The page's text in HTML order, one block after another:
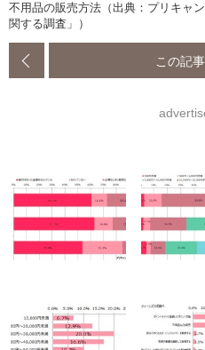
不用品の販売方法（出典：プリキャ
関する調査」）
この記